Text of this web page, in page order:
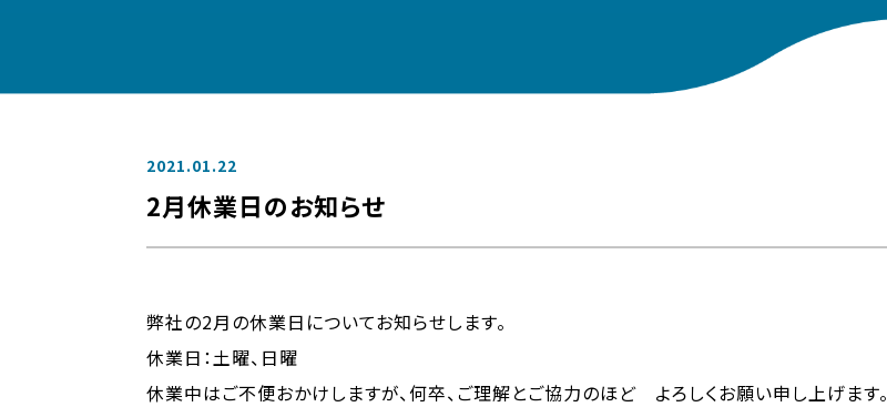
2021.01.22
2月休業日のお知らせ
弊社の2月の休業日についてお知らせします。
休業日：土曜、日曜
休業中はご不便おかけしますが、何卒、ご理解とご協力のほど よろしくお願い申し上げます。